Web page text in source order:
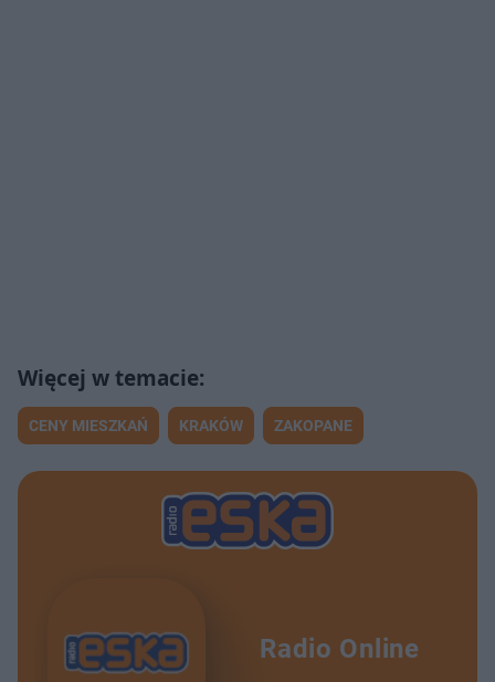
CENY MIESZKAŃ KRAKÓW ZAKOPANE
Radio Online